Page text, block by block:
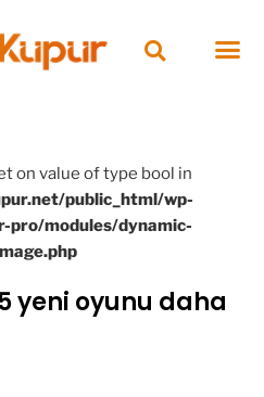
on value of type bool in
public_html/wp-
pro/modules/dynamic-
yeni oyunu daha